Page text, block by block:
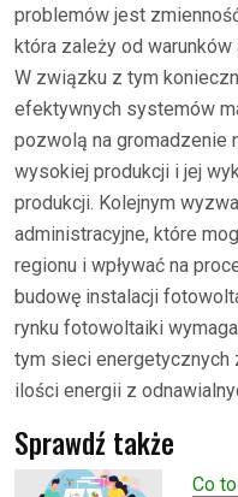
problemów jest
która zależy od
W związku z tym
efektywnych systemów
pozwolą na gromadzenie
wysokiej produkcji i jej
produkcji. Kolejnym
administracyjne, które
regionu i wpływać na
budowę instalacji
rynku fotowoltaiki
tym sieci energetycznych
ilości energii z
Sprawdź także
Co